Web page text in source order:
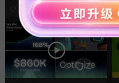
15小时前